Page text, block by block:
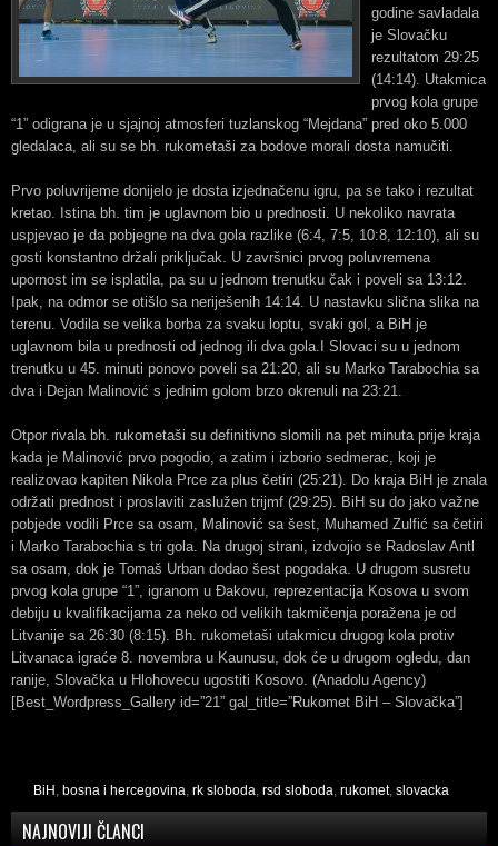
godine savladala
je Slovačku
rezultatom 29:25
(14:14). Utakmica
prvog kola grupe
“1” odigrana je u sjajnoj atmosferi tuzlanskog “Mejdana” pred oko 5.000
gledalaca, ali su se bh. rukometaši za bodove morali dosta namučiti.
Prvo poluvrijeme donijelo je dosta izjednačenu igru, pa se tako i rezultat
kretao. Istina bh. tim je uglavnom bio u prednosti. U nekoliko navrata
uspjevao je da pobjegne na dva gola razlike (6:4, 7:5, 10:8, 12:10), ali su
gosti konstantno držali priključak. U završnici prvog poluvremena
upornost im se isplatila, pa su u jednom trenutku čak i poveli sa 13:12.
Ipak, na odmor se otišlo sa neriješenih 14:14. U nastavku slična slika na
terenu. Vodila se velika borba za svaku loptu, svaki gol, a BiH je
uglavnom bila u prednosti od jednog ili dva gola.I Slovaci su u jednom
trenutku u 45. minuti ponovo poveli sa 21:20, ali su Marko Tarabochia sa
dva i Dejan Malinović s jednim golom brzo okrenuli na 23:21.
Otpor rivala bh. rukometaši su definitivno slomili na pet minuta prije kraja
kada je Malinović prvo pogodio, a zatim i izborio sedmerac, koji je
realizovao kapiten Nikola Prce za plus četiri (25:21). Do kraja BiH je znala
održati prednost i proslaviti zaslužen trijmf (29:25). BiH su do jako važne
pobjede vodili Prce sa osam, Malinović sa šest, Muhamed Zulfić sa četiri
i Marko Tarabochia s tri gola. Na drugoj strani, izdvojio se Radoslav Antl
sa osam, dok je Tomaš Urban dodao šest pogodaka. U drugom susretu
prvog kola grupe “1”, igranom u Đakovu, reprezentacija Kosova u svom
debiju u kvalifikacijama za neko od velikih takmičenja poražena je od
Litvanije sa 26:30 (8:15). Bh. rukometaši utakmicu drugog kola protiv
Litvanaca igraće 8. novembra u Kaunusu, dok će u drugom ogledu, dan
ranije, Slovačka u Hlohovecu ugostiti Kosovo. (Anadolu Agency)
[Best_Wordpress_Gallery id=”21” gal_title=”Rukomet BiH – Slovačka”]
BiH bosna i hercegovina rk sloboda rsd sloboda rukomet, slovacka
NAJNOVIJI ČLANCI